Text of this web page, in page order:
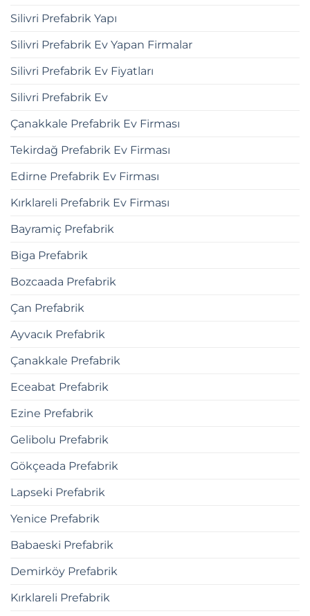
Silivri Prefabrik Yapı
Silivri Prefabrik Ev Yapan Firmalar
Silivri Prefabrik Ev Fiyatları
Silivri Prefabrik Ev
Çanakkale Prefabrik Ev Firması
Tekirdağ Prefabrik Ev Firması
Edirne Prefabrik Ev Firması
Kırklareli Prefabrik Ev Firması
Bayramiç Prefabrik
Biga Prefabrik
Bozcaada Prefabrik
Çan Prefabrik
Ayvacık Prefabrik
Çanakkale Prefabrik
Eceabat Prefabrik
Ezine Prefabrik
Gelibolu Prefabrik
Gökçeada Prefabrik
Lapseki Prefabrik
Yenice Prefabrik
Babaeski Prefabrik
Demirköy Prefabrik
Kırklareli Prefabrik